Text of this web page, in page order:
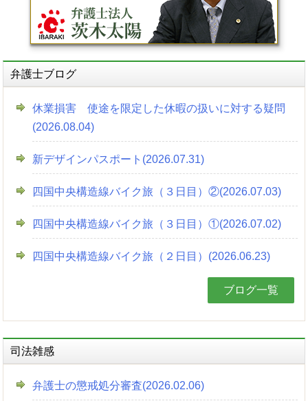
弁護士ブログ
休業損害 使途を限定した休暇の扱いに対する疑問
(2026.08.04)
新デザインパスポート(2026.07.31)
四国中央構造線バイク旅（３日目）②(2026.07.03)
四国中央構造線バイク旅（３日目）①(2026.07.02)
四国中央構造線バイク旅（２日目）(2026.06.23)
ブログ一覧
司法雑感
弁護士の懲戒処分審査(2026.02.06)